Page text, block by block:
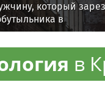
который
в
в